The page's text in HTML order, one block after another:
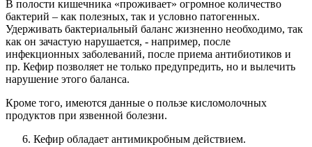
В полости кишечника «проживает» огромное количество
бактерий – как полезных, так и условно патогенных.
Удерживать бактериальный баланс жизненно необходимо, так
как он зачастую нарушается, - например, после
инфекционных заболеваний, после приема антибиотиков и
пр. Кефир позволяет не только предупредить, но и вылечить
нарушение этого баланса.
Кроме того, имеются данные о пользе кисломолочных
продуктов при язвенной болезни.
Кефир обладает антимикробным действием.